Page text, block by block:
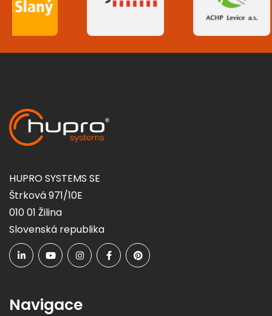
HUPRO SYSTEMS SE
Štrková 971/10E
010 01 Žilina
Slovenská republika
Navigace